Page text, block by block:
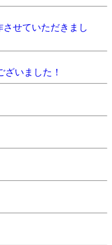
せていただきまし
いました！